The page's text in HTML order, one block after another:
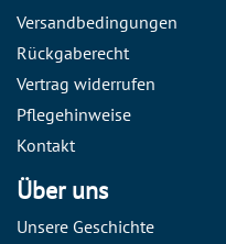
Versandbedingungen
Rückgaberecht
Vertrag widerrufen
Pflegehinweise
Kontakt
Über uns
Unsere Geschichte